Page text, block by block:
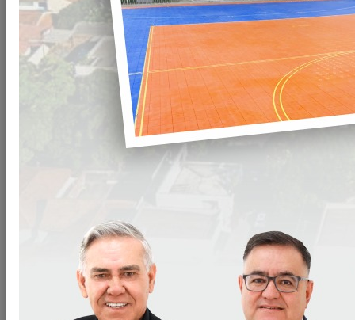
com o
E atenção você que precisa regularizar seu imóvel.
Não perca essa oportunidade de regularizar seu imóvel e